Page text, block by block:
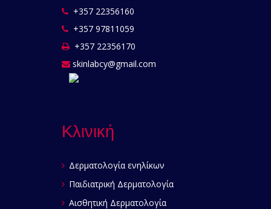
+357 22356160
+357 97811059
+357 22356170
skinlabcy@gmail.com
Κλινική
Δερματολογία ενηλίκων
Παιδιατρική Δερματολογία
Αισθητική Δερματολογία